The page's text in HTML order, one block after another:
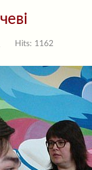
Hits: 1162